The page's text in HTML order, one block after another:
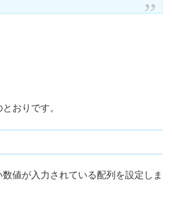
おりです。
値が入力されている配列を設定しま